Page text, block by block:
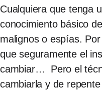
Cualquiera que tenga
conocimiento básico
malignos o espías.
que seguramente el
cambiar… Pero el
cambiarla y de